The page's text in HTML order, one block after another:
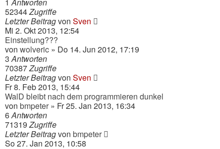
52344Zugriffe
Letzter Beitragvon Sven
Mi 2. Okt 2013, 12:54
Einstellung???
von wolveric » Do 14. Jun 2012, 17:19
3Antworten
70387Zugriffe
Letzter Beitragvon Sven
Fr 8. Feb 2013, 15:44
WalD bleibt nach dem programmieren dunkel
von bmpeter » Fr 25. Jan 2013, 16:34
6Antworten
71319Zugriffe
Letzter Beitragvon bmpeter
So 27. Jan 2013, 10:58